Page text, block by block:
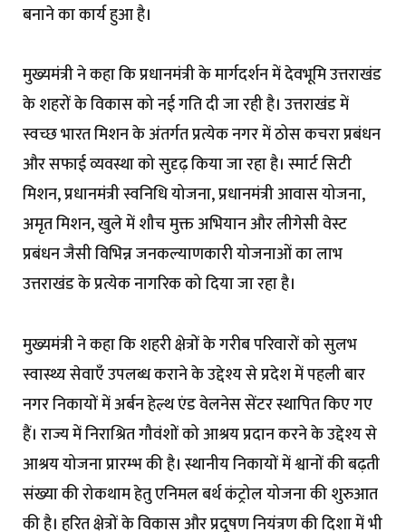
बनाने का कार्य हुआ है।
मुख्यमंत्री ने कहा कि प्रधानमंत्री के मार्गदर्शन में देवभूमि उत्तराखंड
के शहरों के विकास को नई गति दी जा रही है। उत्तराखंड में
स्वच्छ भारत मिशन के अंतर्गत प्रत्येक नगर में ठोस कचरा प्रबंधन
और सफाई व्यवस्था को सुदृढ़ किया जा रहा है। स्मार्ट सिटी
मिशन, प्रधानमंत्री स्वनिधि योजना, प्रधानमंत्री आवास योजना,
अमृत मिशन, खुले में शौच मुक्त अभियान और लीगेसी वेस्ट
प्रबंधन जैसी विभिन्न जनकल्याणकारी योजनाओं का लाभ
उत्तराखंड के प्रत्येक नागरिक को दिया जा रहा है।
मुख्यमंत्री ने कहा कि शहरी क्षेत्रों के गरीब परिवारों को सुलभ
स्वास्थ्य सेवाएँ उपलब्ध कराने के उद्देश्य से प्रदेश में पहली बार
नगर निकायों में अर्बन हेल्थ एंड वेलनेस सेंटर स्थापित किए गए
हैं। राज्य में निराश्रित गौवंशों को आश्रय प्रदान करने के उद्देश्य से
आश्रय योजना प्रारम्भ की है। स्थानीय निकायों में श्वानों की बढ़ती
संख्या की रोकथाम हेतु एनिमल बर्थ कंट्रोल योजना की शुरुआत
की है। हरित क्षेत्रों के विकास और प्रदूषण नियंत्रण की दिशा में भी